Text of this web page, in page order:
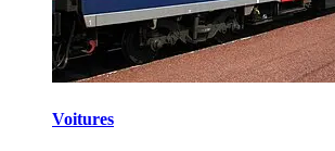
Voitures